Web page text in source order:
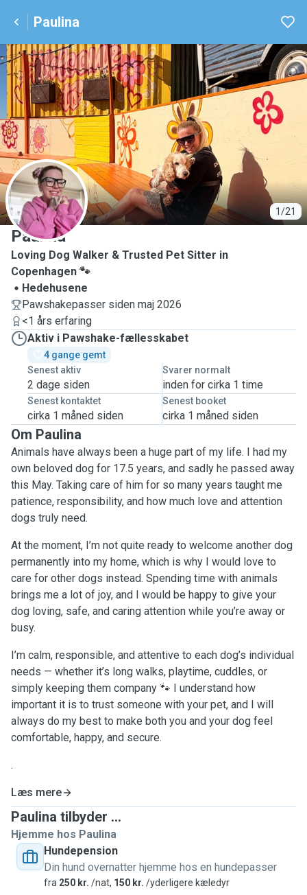
Paulina
1/21
P
Paulina
Loving Dog Walker & Trusted Pet Sitter in
Copenhagen 🐾
Hedehusene
Pawshakepasser siden maj 2026
<1 års erfaring
Aktiv i Pawshake-fællesskabet
4 gange gemt
Senest aktiv
2 dage siden
Svarer normalt
inden for cirka 1 time
Senest kontaktet
cirka 1 måned siden
Senest booket
cirka 1 måned siden
Om Paulina
Animals have always been a huge part of my life. I had my
own beloved dog for 17.5 years, and sadly he passed away
this May. Taking care of him for so many years taught me
patience, responsibility, and how much love and attention
dogs truly need.
At the moment, I’m not quite ready to welcome another dog
permanently into my home, which is why I would love to
care for other dogs instead. Spending time with animals
brings me a lot of joy, and I would be happy to give your
dog loving, safe, and caring attention while you’re away or
busy.
I’m calm, responsible, and attentive to each dog’s individual
needs — whether it’s long walks, playtime, cuddles, or
simply keeping them company 🐾 I understand how
important it is to trust someone with your pet, and I will
always do my best to make both you and your dog feel
comfortable, happy, and secure.
.
Læs mere
Paulina tilbyder ...
Hjemme hos Paulina
Hundepension
Din hund overnatter hjemme hos en hundepasser
fra 250 kr. /nat, 150 kr. /yderligere kæledyr